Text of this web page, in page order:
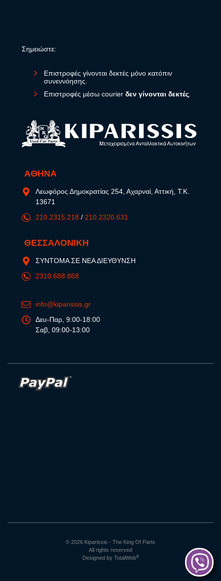
Σημειώστε:
Επιστροφές γίνονται δεκτές μόνο κατόπιν
συνεννόησης.
Επιστροφές μέσω courier δεν γίνονται δεκτές
ΑΘΗΝΑ
Λεωφόρος Δημοκρατίας 254, Αχαρναί, Αττική, Τ.Κ.
13671
210.2315.218 / 210.2320.631
ΘΕΣΣΑΛΟΝΙΚΗ
ΣΥΝΤΟΜΑ ΣΕ ΝΕΑ ΔΙΕΥΘΥΝΣΗ
2310.688.868
info@kiparissis.gr
Δευ-Παρ, 9:00-18:00
Σαβ, 09:00-13:00
© 2026 Kiparissis - The King Of Parts
All rights reserved
Designed by TotalWeb®